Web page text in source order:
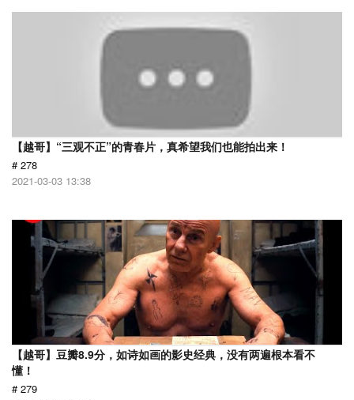
【越哥】“三观不正”的青春片，真希望我们也能拍出来！
# 278
2021-03-03 13:38
【越哥】豆瓣8.9分，如诗如画的影史经典，没有两遍根本看不
懂！
# 279